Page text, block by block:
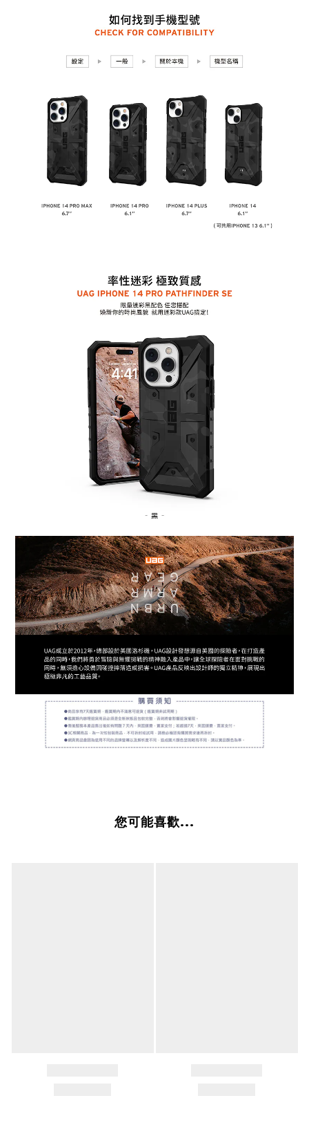
您可能喜歡...